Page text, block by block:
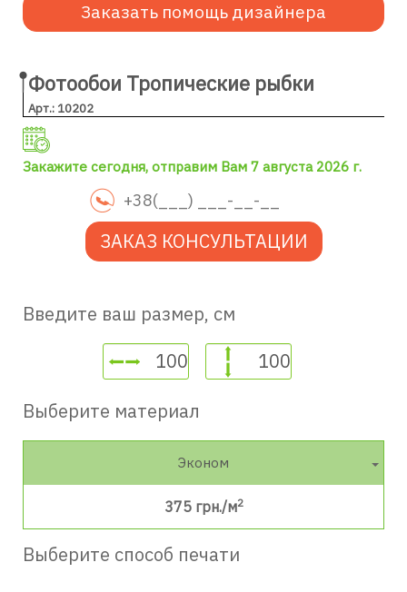
Заказать помощь дизайнера
Фотообои Тропические рыбки
Арт.: 10202
Закажите сегодня, отправим Вам 7 августа 2026 г.
ЗАКАЗ КОНСУЛЬТАЦИИ
Введите ваш размер, см
Выберите материал
Эконом
375 грн./м2
Выберите способ печати